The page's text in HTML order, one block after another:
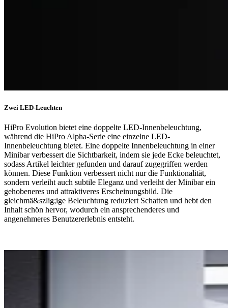
Zwei LED-Leuchten
HiPro Evolution bietet eine doppelte LED-Innenbeleuchtung,
während die HiPro Alpha-Serie eine einzelne LED-
Innenbeleuchtung bietet. Eine doppelte Innenbeleuchtung in einer
Minibar verbessert die Sichtbarkeit, indem sie jede Ecke beleuchtet,
sodass Artikel leichter gefunden und darauf zugegriffen werden
können. Diese Funktion verbessert nicht nur die Funktionalität,
sondern verleiht auch subtile Eleganz und verleiht der Minibar ein
gehobeneres und attraktiveres Erscheinungsbild. Die
gleichmä&szlig;ige Beleuchtung reduziert Schatten und hebt den
Inhalt schön hervor, wodurch ein ansprechenderes und
angenehmeres Benutzererlebnis entsteht.